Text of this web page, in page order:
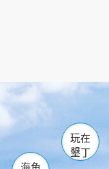
南仁湖
佳樂水
區心
園 風吹沙龍磐公園
灣
砂島
鑾鼻
玩在
墾丁